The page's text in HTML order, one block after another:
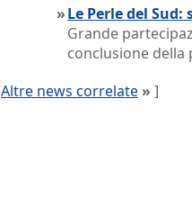
»Le Perle del
Grande
conclusione della
Altre news correlate » ]